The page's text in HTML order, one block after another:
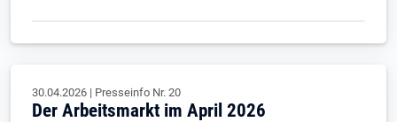
30.04.2026 | Presseinfo Nr. 20
Der Arbeitsmarkt im April 2026